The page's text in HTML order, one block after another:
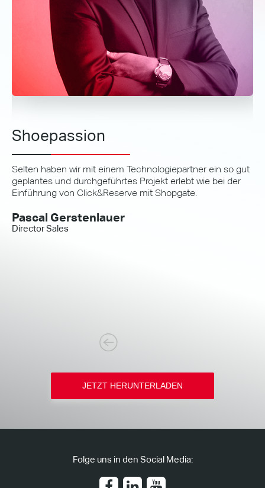
Shoepassion
Selten haben wir mit einem Technologiepartner ein so gut
geplantes und durchgeführtes Projekt erlebt wie bei der
Einführung von Click&Reserve mit Shopgate.
Pascal Gerstenlauer
Director Sales
JETZT HERUNTERLADEN
Folge uns in den Social Media: